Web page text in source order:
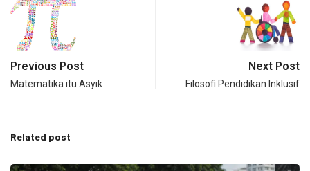
Previous Post
Matematika itu Asyik
Next Post
Filosofi Pendidikan Inklusif
Related post